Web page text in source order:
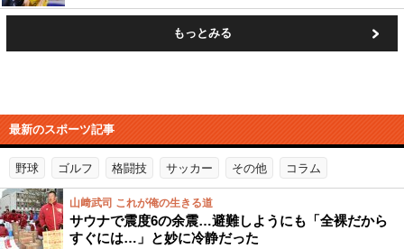
もっとみる
最新のスポーツ記事
野球 ゴルフ 格闘技 サッカー その他 コラム
山﨑武司 これが俺の生きる道
サウナで震度6の余震…避難しようにも「全裸だから
すぐには…」と妙に冷静だった